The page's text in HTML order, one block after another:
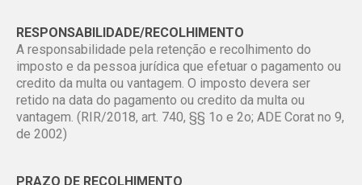
RESPONSABILIDADE/RECOLHIMENTO
A responsabilidade pela retenção e recolhimento do
imposto e da pessoa jurídica que efetuar o pagamento ou
credito da multa ou vantagem. O imposto devera ser
retido na data do pagamento ou credito da multa ou
vantagem. (RIR/2018, art. 740, §§ 1o e 2o; ADE Corat no 9,
de 2002)
PRAZO DE RECOLHIMENTO